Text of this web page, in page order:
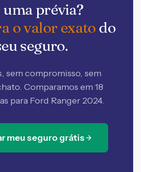
uma prévia?
o valor exato do
seguro.
sem compromisso, sem
Comparamos em 18
para Ford Ranger 2024.
meu seguro grátis